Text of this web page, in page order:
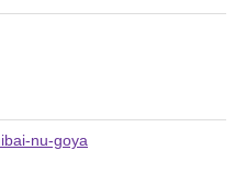
nu-goya